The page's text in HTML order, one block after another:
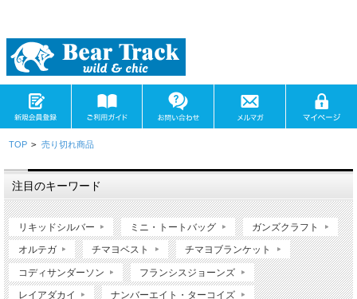
TOP > 売り切れ商品
注目のキーワード
リキッドシルバー ミニ・トートバッグ ガンズクラフト
オルテガ チマヨベスト チマヨブランケット
コディサンダーソン フランシスジョーンズ
レイアダカイ ナンバーエイト・ターコイズ